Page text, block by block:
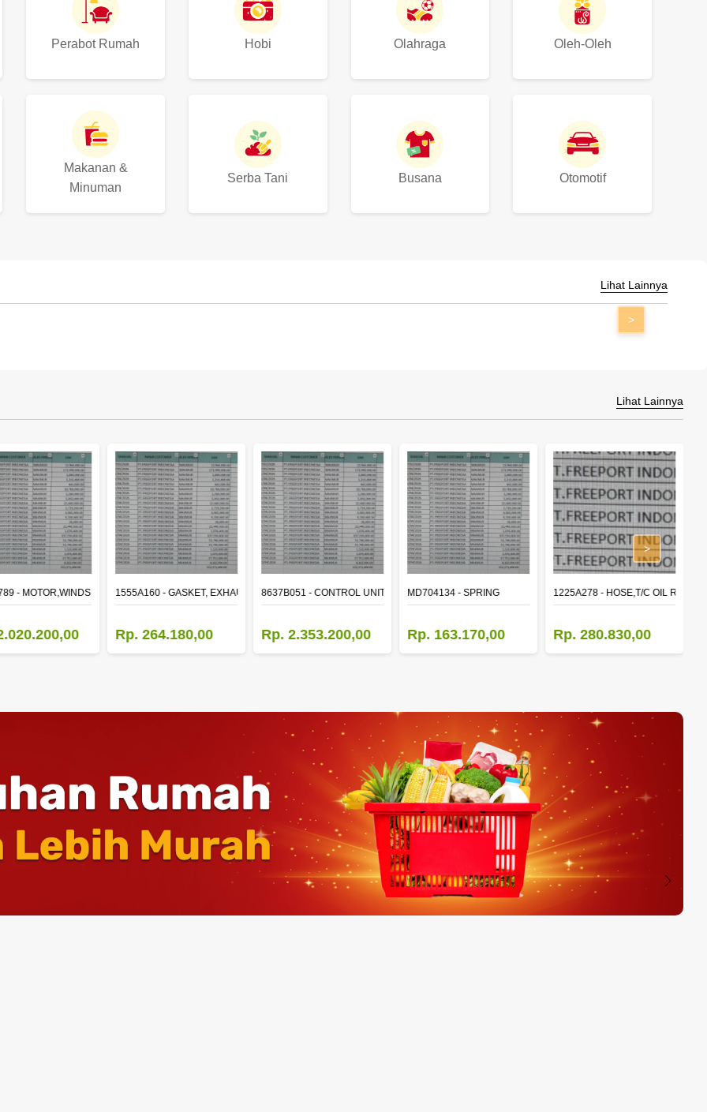
Perabot Rumah Hobi Olahraga Oleh-Oleh
Makanan &
Minuman
Serba Tani Busana Otomotif
Lihat Lainnya
>
Lihat Lainnya
- MOTOR,WINDSHIELD WIPER1555A160 - GASKET, EXHAUST MANIFOLD
Rp. 264.180,00
8637B051 - CONTROL UNIT,TIME & ALARM
Rp. 2.353.200,00
MD704134 - SPRING
Rp. 163.170,00
1225A278 - HOSE,T/C OIL
Rp. 280.830,00
>